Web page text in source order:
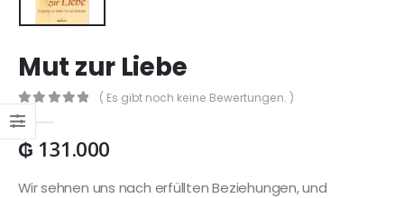
Mut zur Liebe
0
( Es gibt noch keine Bewertungen. )
₲ 131.000
Wir sehnen uns nach erfüllten Beziehungen, und